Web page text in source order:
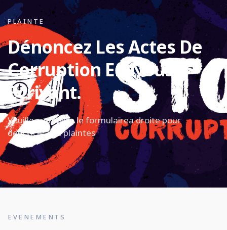
PLAINTE
Dénoncez Les Actes De
Corruption En Nous
Écrivant.
Veuillez remplire le formulairea droite pour
denoncer vos plaintes
EVENEMENTS